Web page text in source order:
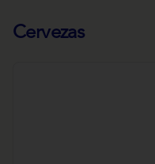
Cervezas